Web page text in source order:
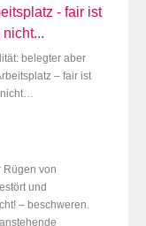
belegter aber
– fair ist
Rügen von
und
– beschweren.